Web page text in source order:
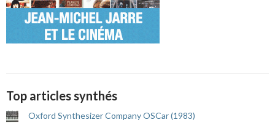
Top articles synthés
Oxford Synthesizer Company OSCar (1983)